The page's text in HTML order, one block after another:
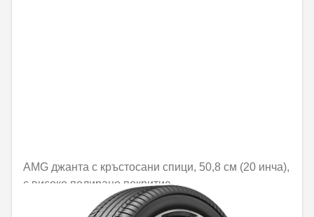
AMG джанта с кръстосани спици, 50,8 см (20 инча),
с високо полирано покритие
Не е налично онлайн